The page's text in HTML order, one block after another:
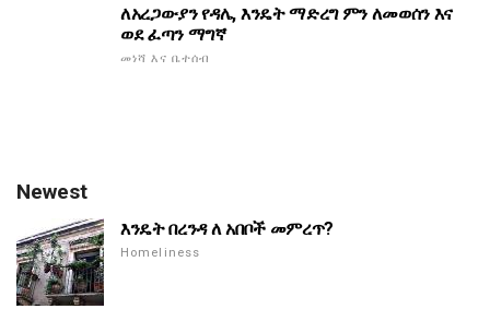
ለአረጋውያን የዳሌ, እንዴት ማድረግ ምን ለመወሰን እና
ወደ ፈጣን ማግኛ
መነሻ እና ቤተሰብ
Newest
እንዴት በረንዳ ለ አበቦች መምረጥ?
Homeliness